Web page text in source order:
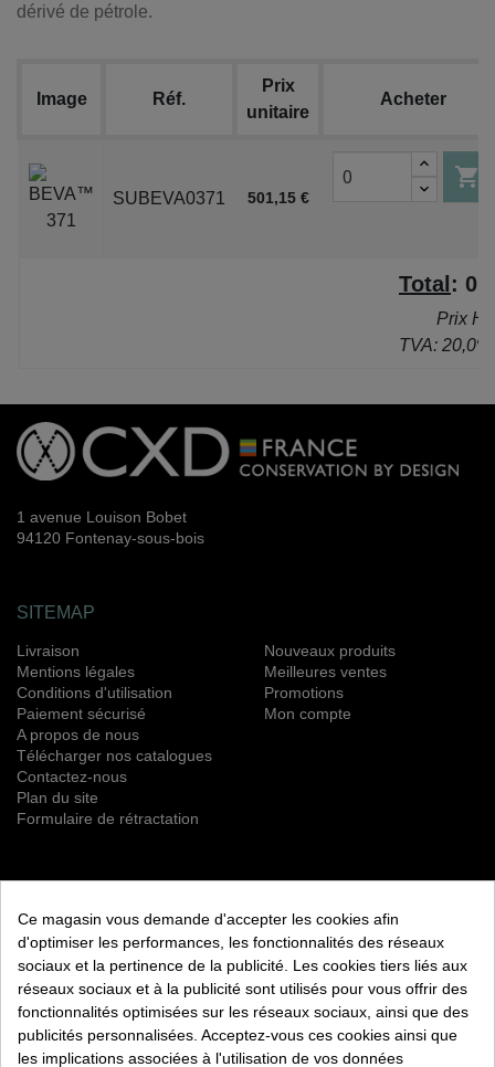
dérivé de pétrole.
Image Réf.
Prix
unitaire
Acheter
SUBEVA0371 501,15 €

Total : 0,0
Prix HT
TVA: 20,0%.
1 avenue Louison Bobet
94120 Fontenay-sous-bois
SITEMAP
Livraison
Mentions légales
Conditions d'utilisation
Paiement sécurisé
A propos de nous
Télécharger nos catalogues
Contactez-nous
Plan du site
Formulaire de rétractation
Nouveaux produits
Meilleures ventes
Promotions
Mon compte
S’ABONNER
Vous pouvez vous désinscrire à tout moment. Vous trouverez
pour cela nos informations de contact dans les conditions
d'utilisation du site.
RETROUVEZ NOUS ÉGALEMENT SUR LES RÉSEAUX
Ce magasin vous demande d'accepter les cookies afin
d'optimiser les performances, les fonctionnalités des réseaux
sociaux et la pertinence de la publicité. Les cookies tiers liés aux
réseaux sociaux et à la publicité sont utilisés pour vous offrir des
fonctionnalités optimisées sur les réseaux sociaux, ainsi que des
publicités personnalisées. Acceptez-vous ces cookies ainsi que
les implications associées à l'utilisation de vos données